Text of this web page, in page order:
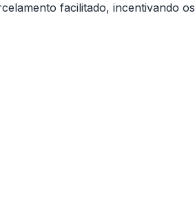
facilitado, incentivando os